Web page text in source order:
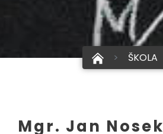
ŠKOLA
Mgr. Jan Nosek